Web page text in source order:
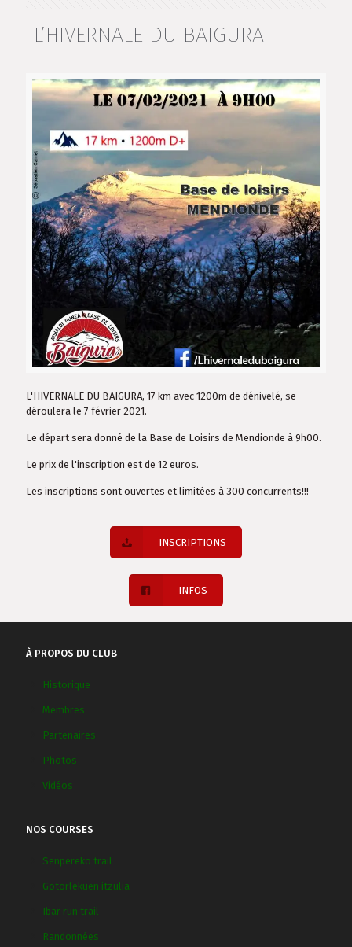
L’HIVERNALE DU BAIGURA
L'HIVERNALE DU BAIGURA, 17 km avec 1200m de dénivelé, se
déroulera le 7 février 2021.
Le départ sera donné de la Base de Loisirs de Mendionde à 9h00.
Le prix de l'inscription est de 12 euros.
Les inscriptions sont ouvertes et limitées à 300 concurrents!!!
INSCRIPTIONS
INFOS
À PROPOS DU CLUB
Historique
Membres
Partenaires
Photos
Vidéos
NOS COURSES
Senpereko trail
Gotorlekuen itzulia
Ibar run trail
Randonnées